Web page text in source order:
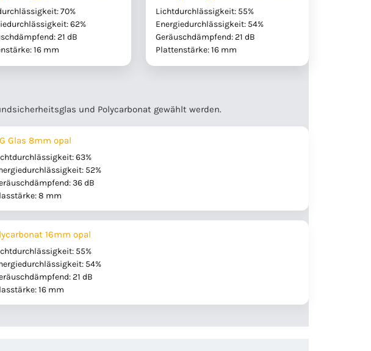
70%
62%
21 dB
16 mm
Lichtdurchlässigkeit: 55%
Energiedurchlässigkeit: 54%
Geräuschdämpfend: 21 dB
Plattenstärke: 16 mm
und Polycarbonat gewählt werden.
Glas 8mm opal
63%
52%
36 dB
8 mm
16mm opal
55%
54%
21 dB
16 mm